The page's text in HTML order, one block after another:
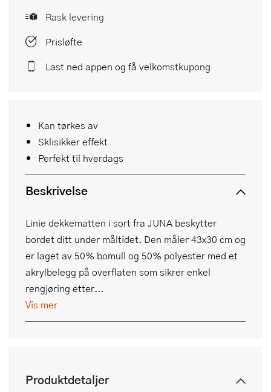
Kan tørkes av
Sklisikker effekt
Perfekt til hverdags
Beskrivelse
Linie dekkematten i sort fra JUNA beskytter
bordet ditt under måltidet. Den måler 43x30 cm og
er laget av 50% bomull og 50% polyester med et
akrylbelegg på overflaten som sikrer enkel
rengjøring etter...
Vis mer
Rask levering
Prisløfte
Last ned appen og få velkomstkupong
Produktdetaljer